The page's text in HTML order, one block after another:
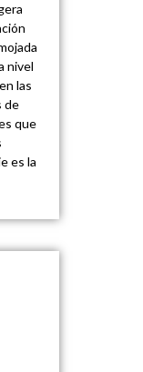
nivel
las
de
que
es la